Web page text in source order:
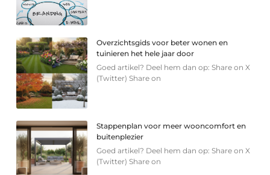
Overzichtsgids voor beter wonen en
tuinieren het hele jaar door
Goed artikel? Deel hem dan op: Share on X
(Twitter) Share on
Stappenplan voor meer wooncomfort en
buitenplezier
Goed artikel? Deel hem dan op: Share on X
(Twitter) Share on